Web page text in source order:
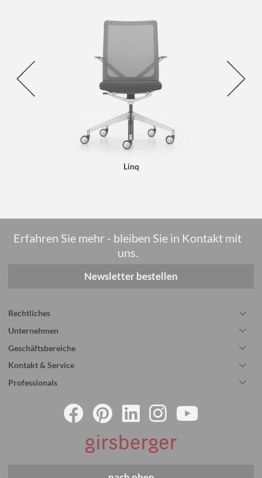
Linq
Erfahren Sie mehr - bleiben Sie in Kontakt mit
uns.
Newsletter bestellen
Rechtliches
Unternehmen
Geschäftsbereiche
Kontakt & Service
Professionals